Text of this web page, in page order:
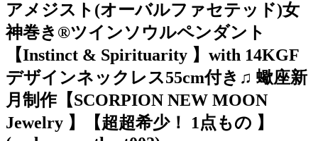
アメジスト(オーバルファセテッド)女
神巻き®︎ツインソウルペンダント
【Instinct & Spirituarity 】with 14KGF
デザインネックレス55cm付き♫ 蠍座新
月制作【SCORPION NEW MOON
Jewelry 】【超超希少！ 1点もの 】